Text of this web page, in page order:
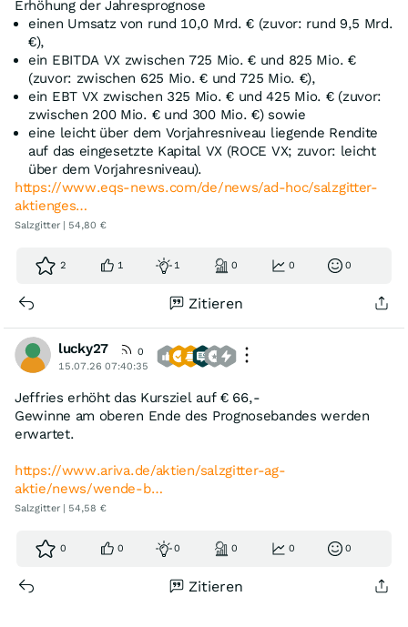
Erhöhung der Jahresprognose
einen Umsatz von rund 10,0 Mrd. € (zuvor: rund 9,5 Mrd.
€),
ein EBITDA VX zwischen 725 Mio. € und 825 Mio. €
(zuvor: zwischen 625 Mio. € und 725 Mio. €),
ein EBT VX zwischen 325 Mio. € und 425 Mio. € (zuvor:
zwischen 200 Mio. € und 300 Mio. €) sowie
eine leicht über dem Vorjahresniveau liegende Rendite
auf das eingesetzte Kapital VX (ROCE VX; zuvor: leicht
über dem Vorjahresniveau).
https://www.eqs-news.com/de/news/ad-hoc/salzgitter-
aktienges…
Salzgitter | 54,80 €
2 1 1 0 0 0
Zitieren
lucky27
0
15.07.26 07:40:35
Jeffries erhöht das Kursziel auf € 66,-
Gewinne am oberen Ende des Prognosebandes werden
erwartet.
https://www.ariva.de/aktien/salzgitter-ag-
aktie/news/wende-b…
Salzgitter | 54,58 €
0 0 0 0 0 0
Zitieren